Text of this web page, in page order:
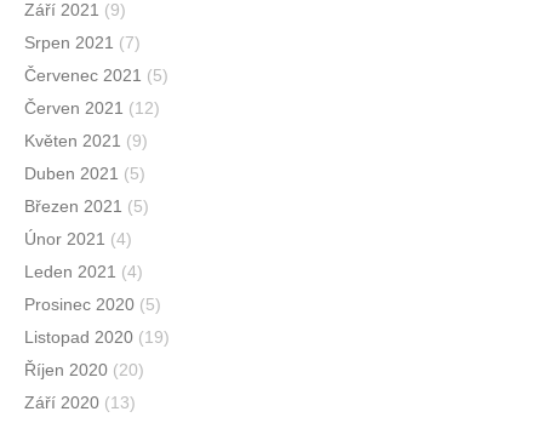
Září 2021 (9)
Srpen 2021 (7)
Červenec 2021 (5)
Červen 2021 (12)
Květen 2021 (9)
Duben 2021 (5)
Březen 2021 (5)
Únor 2021 (4)
Leden 2021 (4)
Prosinec 2020 (5)
Listopad 2020 (19)
Říjen 2020 (20)
Září 2020 (13)